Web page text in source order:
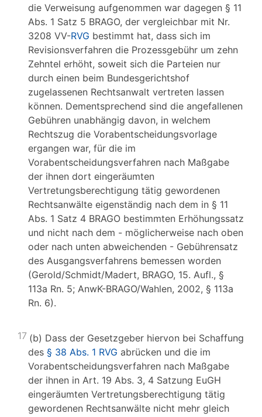
die Verweisung aufgenommen war dagegen § 11
Abs. 1 Satz 5 BRAGO, der vergleichbar mit Nr.
3208 VV-RVG bestimmt hat, dass sich im
Revisionsverfahren die Prozessgebühr um zehn
Zehntel erhöht, soweit sich die Parteien nur
durch einen beim Bundesgerichtshof
zugelassenen Rechtsanwalt vertreten lassen
können. Dementsprechend sind die angefallenen
Gebühren unabhängig davon, in welchem
Rechtszug die Vorabentscheidungsvorlage
ergangen war, für die im
Vorabentscheidungsverfahren nach Maßgabe
der ihnen dort eingeräumten
Vertretungsberechtigung tätig gewordenen
Rechtsanwälte eigenständig nach dem in § 11
Abs. 1 Satz 4 BRAGO bestimmten Erhöhungssatz
und nicht nach dem - möglicherweise nach oben
oder nach unten abweichenden - Gebührensatz
des Ausgangsverfahrens bemessen worden
(Gerold/Schmidt/Madert, BRAGO, 15. Aufl., §
113a Rn. 5; AnwK-BRAGO/Wahlen, 2002, § 113a
Rn. 6).
17 (b) Dass der Gesetzgeber hiervon bei Schaffung
des § 38 Abs. 1 RVG abrücken und die im
Vorabentscheidungsverfahren nach Maßgabe
der ihnen in Art. 19 Abs. 3, 4 Satzung EuGH
eingeräumten Vertretungsberechtigung tätig
gewordenen Rechtsanwälte nicht mehr gleich